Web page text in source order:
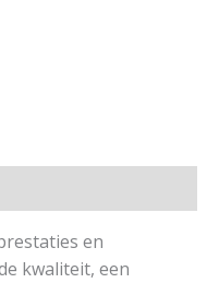
en
kwaliteit, een